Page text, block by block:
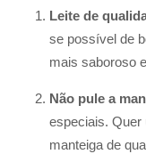
Leite de
se possível de
mais saboroso
Não pule a
especiais. Quer
manteiga de